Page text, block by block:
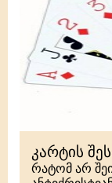
კარტის
რატომ არ